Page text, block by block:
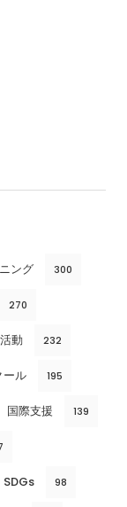
ング 300
270
動 232
ール 195
国際支援 139
SDGs 98